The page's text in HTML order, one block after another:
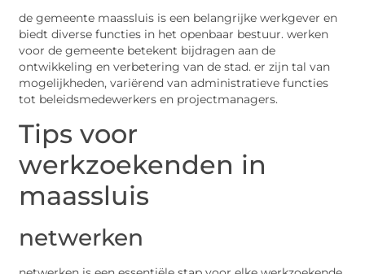
de gemeente maassluis is een belangrijke werkgever en
biedt diverse functies in het openbaar bestuur. werken
voor de gemeente betekent bijdragen aan de
ontwikkeling en verbetering van de stad. er zijn tal van
mogelijkheden, variërend van administratieve functies
tot beleidsmedewerkers en projectmanagers.
Tips voor
werkzoekenden in
maassluis
netwerken